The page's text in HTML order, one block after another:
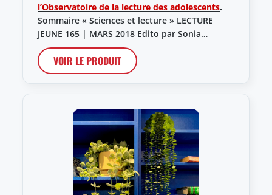
l’Observatoire de la lecture des adolescents.
Sommaire « Sciences et lecture » LECTURE
JEUNE 165 | MARS 2018 Edito par Sonia…
VOIR LE PRODUIT